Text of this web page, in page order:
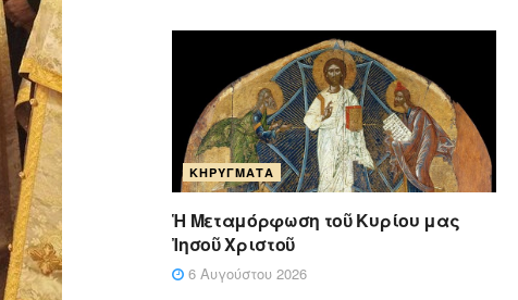
ΚΗΡΎΓΜΑΤΑ
Ἡ Μεταμόρφωση τοῦ Κυρίου μας
Ἰησοῦ Χριστοῦ
6 Αυγούστου 2026